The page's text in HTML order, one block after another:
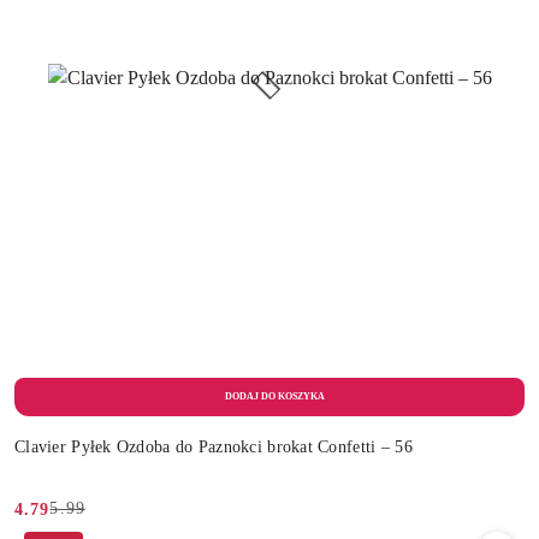
Clavier Pyłek Ozdoba do Paznokci brokat Confetti – 56
Cena
4.79
Cena
5.99